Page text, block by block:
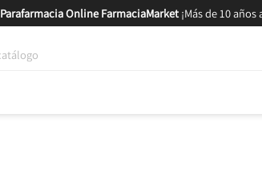
Parafarmacia Online FarmaciaMarket¡Más de 10